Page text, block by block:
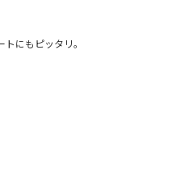
にもピッタリ。